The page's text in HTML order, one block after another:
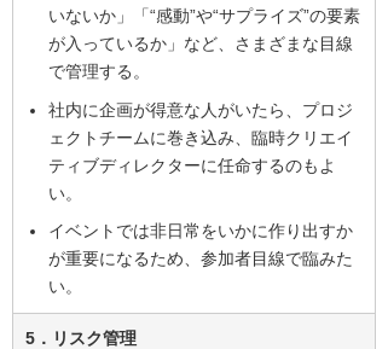
いないか」「“感動”や“サプライズ”の要素
が入っているか」など、さまざまな目線
で管理する。
社内に企画が得意な人がいたら、プロジ
ェクトチームに巻き込み、臨時クリエイ
ティブディレクターに任命するのもよ
い。
イベントでは非日常をいかに作り出すか
が重要になるため、参加者目線で臨みた
い。
5．リスク管理